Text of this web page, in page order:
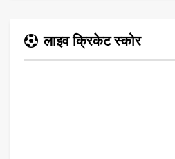
लाइव क्रिकेट स्कोर